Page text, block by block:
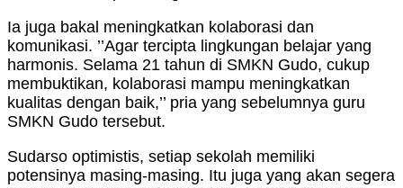
Ia juga bakal meningkatkan kolaborasi dan
komunikasi. ’’Agar tercipta lingkungan belajar yang
harmonis. Selama 21 tahun di SMKN Gudo, cukup
membuktikan, kolaborasi mampu meningkatkan
kualitas dengan baik,’’ pria yang sebelumnya guru
SMKN Gudo tersebut.
Sudarso optimistis, setiap sekolah memiliki
potensinya masing-masing. Itu juga yang akan segera